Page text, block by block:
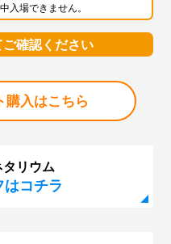
入場できません。
確認ください
入はこちら
リウム
コチラ